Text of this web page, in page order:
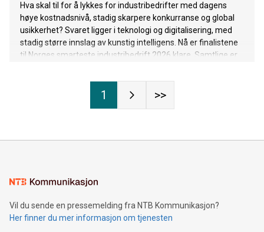
Hva skal til for å lykkes for industribedrifter med dagens
høye kostnadsnivå, stadig skarpere konkurranse og global
usikkerhet? Svaret ligger i teknologi og digitalisering, med
stadig større innslag av kunstig intelligens. Nå er finalistene
til Norges smarteste industribedrift 2026 klare. Samtlige er
lønnsomhet og konkurransekraft.
1 >>
Vil du sende en pressemelding fra NTB Kommunikasjon?
Her finner du mer informasjon om tjenesten